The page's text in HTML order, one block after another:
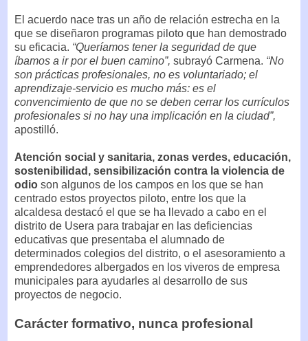
El acuerdo nace tras un año de relación estrecha en la
que se diseñaron programas piloto que han demostrado
su eficacia. “Queríamos tener la seguridad de que
íbamos a ir por el buen camino”, subrayó Carmena. “No
son prácticas profesionales, no es voluntariado; el
aprendizaje-servicio es mucho más: es el
convencimiento de que no se deben cerrar los currículos
profesionales si no hay una implicación en la ciudad”,
apostilló.
Atención social y sanitaria, zonas verdes, educación,
sostenibilidad, sensibilización contra la violencia de
odio son algunos de los campos en los que se han
centrado estos proyectos piloto, entre los que la
alcaldesa destacó el que se ha llevado a cabo en el
distrito de Usera para trabajar en las deficiencias
educativas que presentaba el alumnado de
determinados colegios del distrito, o el asesoramiento a
emprendedores albergados en los viveros de empresa
municipales para ayudarles al desarrollo de sus
proyectos de negocio.
Carácter formativo, nunca profesional